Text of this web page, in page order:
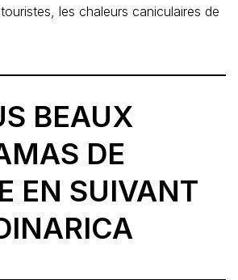
les chaleurs caniculaires de
BEAUX
DE
EN SUIVANT